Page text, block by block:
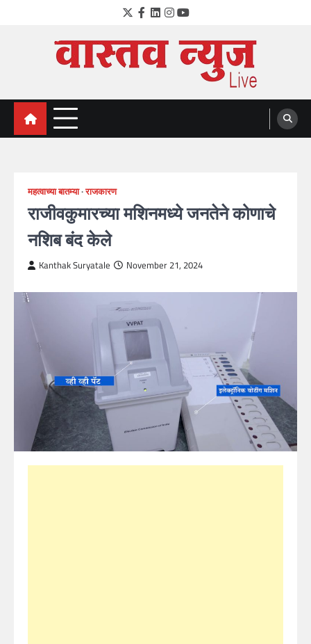
Twitter
Facebook
LinkedIn
Instagram
YouTube
VastavNEWSLive.com
a leading NEWS portal of Maharahstra
महत्वाच्या बातम्या राजकारण
राजीवकुमारच्या मशिनमध्ये जनतेने कोणाचे
नशिब बंद केले
Kanthak Suryatale November 21, 2024